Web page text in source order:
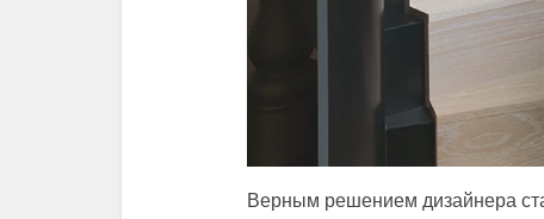
Верным решением дизайнера